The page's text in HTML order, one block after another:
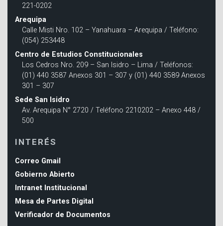
221-0202
Arequipa
Calle Misti Nro. 102 – Yanahuara – Arequipa / Teléfono:
(054) 253448
Centro de Estudios Constitucionales
Los Cedros Nro. 209 – San Isidro – Lima / Teléfonos:
(01) 440 3587 Anexos 301 – 307 y (01) 440 3589 Anexos
301 – 307
Sede San Isidro
Av. Arequipa N° 2720 / Teléfono 2210202 – Anexo 448 /
500
INTERÉS
Correo Gmail
Gobierno Abierto
Intranet Institucional
Mesa de Partes Digital
Verificador de Documentos